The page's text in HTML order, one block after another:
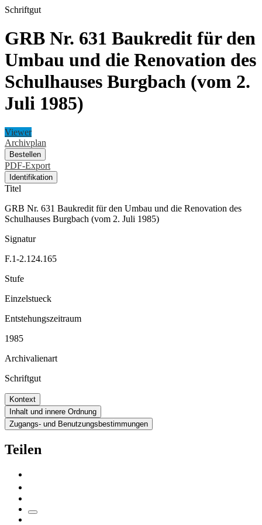
Schriftgut
GRB Nr. 631 Baukredit für den
Umbau und die Renovation des
Schulhauses Burgbach (vom 2.
Juli 1985)
Viewer
Archivplan
Bestellen
PDF-Export
Identifikation
Titel
GRB Nr. 631 Baukredit für den Umbau und die Renovation des
Schulhauses Burgbach (vom 2. Juli 1985)
Signatur
F.1-2.124.165
Stufe
Einzelstueck
Entstehungszeitraum
1985
Archivalienart
Schriftgut
Kontext
Inhalt und innere Ordnung
Zugangs- und Benutzungsbestimmungen
Teilen